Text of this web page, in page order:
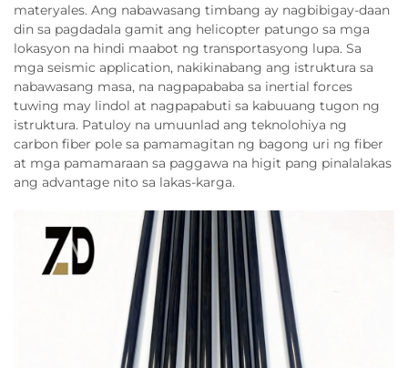
materyales. Ang nabawasang timbang ay nagbibigay-daan
din sa pagdadala gamit ang helicopter patungo sa mga
lokasyon na hindi maabot ng transportasyong lupa. Sa
mga seismic application, nakikinabang ang istruktura sa
nabawasang masa, na nagpapababa sa inertial forces
tuwing may lindol at nagpapabuti sa kabuuang tugon ng
istruktura. Patuloy na umuunlad ang teknolohiya ng
carbon fiber pole sa pamamagitan ng bagong uri ng fiber
at mga pamamaraan sa paggawa na higit pang pinalalakas
ang advantage nito sa lakas-karga.